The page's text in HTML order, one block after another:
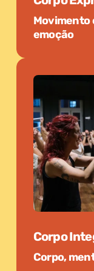
Movimento
emoção
Corpo
Corpo,